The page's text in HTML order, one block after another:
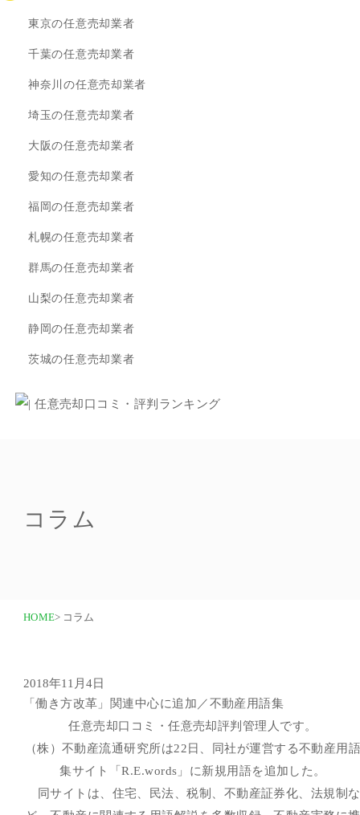
東京の任意売却業者
千葉の任意売却業者
神奈川の任意売却業者
埼玉の任意売却業者
大阪の任意売却業者
愛知の任意売却業者
福岡の任意売却業者
札幌の任意売却業者
群馬の任意売却業者
山梨の任意売却業者
静岡の任意売却業者
茨城の任意売却業者
コラム
HOME> コラム
2018年11月4日
「働き方改革」関連中心に追加／不動産用語集
任意売却口コミ・任意売却評判管理人です。
（株）不動産流通研究所は22日、同社が運営する不動産用
集サイト「R.E.words 」に新規用語を追加した。
同サイトは、住宅、民法、税制、不動産証券化、法規制な